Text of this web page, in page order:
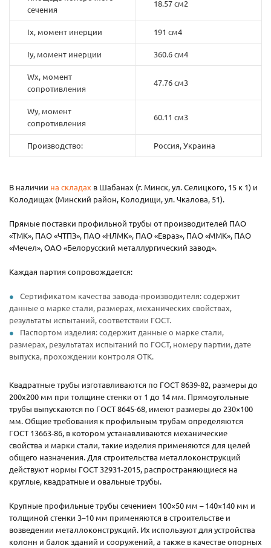
сечения
18.57 см2
Ix, момент инерции 191 см4
Iy, момент инерции 360.6 см4
Wx, момент
сопротивления
47.76 см3
Wy, момент
сопротивления
60.11 см3
Производство: Россия, Украина
В наличии на складах в Шабанах (г. Минск, ул. Селицкого, 15 к 1) и
Колодищах (Минский район, Колодищи, ул. Чкалова, 51).
Прямые поставки профильной трубы от производителей ПАО
«ТМК», ПАО «ЧТПЗ», ПАО «НЛМК», ПАО «Евраз», ПАО «ММК», ПАО
«Мечел», ОАО «Белорусский металлургический завод».
Каждая партия сопровождается:
Сертификатом качества завода-производителя: содержит
данные о марке стали, размерах, механических свойствах,
результаты испытаний, соответствии ГОСТ.
Паспортом изделия: содержит данные о марке стали,
размерах, результатах испытаний по ГОСТ, номеру партии, дате
выпуска, прохождении контроля ОТК.
Квадратные трубы изготавливаются по ГОСТ 8639-82, размеры до
200х200 мм при толщине стенки от 1 до 14 мм. Прямоугольные
трубы выпускаются по ГОСТ 8645-68, имеют размеры до 230×100
мм. Общие требования к профильным трубам определяются
ГОСТ 13663-86, в котором устанавливаются механические
свойства и марки стали, такие изделия применяются для целей
общего назначения. Для строительства металлоконструкций
действуют нормы ГОСТ 32931-2015, распространяющиеся на
круглые, квадратные и овальные трубы.
Крупные профильные трубы сечением 100×50 мм – 140×140 мм и
толщиной стенки 3–10 мм применяются в строительстве и
возведении металлоконструкций. Их используют для устройства
колонн и балок зданий и сооружений, а также в качестве опорных